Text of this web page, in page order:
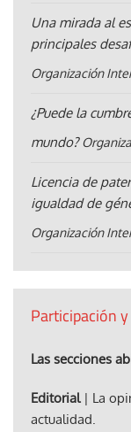
Una mirada al
principales
Organización
¿Puede la
mundo?
Licencia de
igualdad de
Organización
Participación
Las secciones
Editorial| La
actualidad.